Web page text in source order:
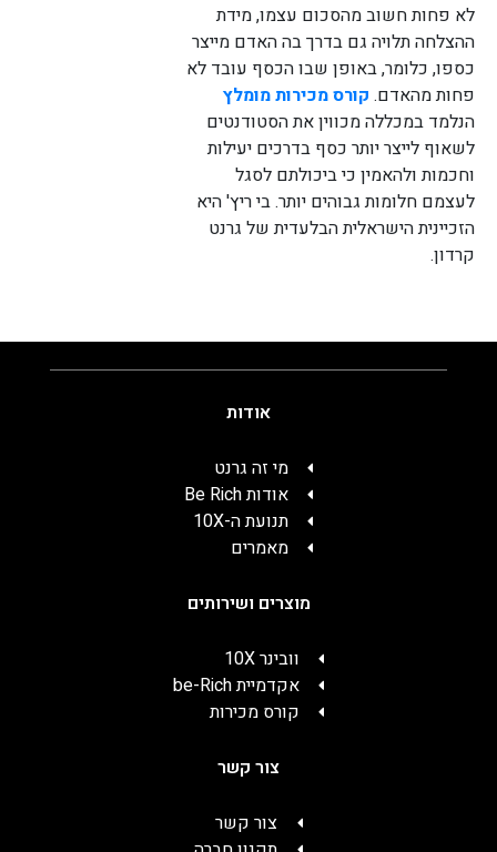
לא פחות חשוב מהסכום עצמו, מידת
ההצלחה תלויה גם בדרך בה האדם מייצר
כספו, כלומר, באופן שבו הכסף עובד לא
פחות מהאדם. קורס מכירות מומלץ
הנלמד במכללה מכווין את הסטודנטים
לשאוף לייצר יותר כסף בדרכים יעילות
וחכמות ולהאמין כי ביכולתם לסגל
לעצמם חלומות גבוהים יותר. בי ריץ' היא
הזכיינית הישראלית הבלעדית של גרנט
קרדון.
אודות
מי זה גרנט
אודות Be Rich
תנועת ה-10X
מאמרים
מוצרים ושירותים
וובינר 10X
אקדמיית be-Rich
קורס מכירות
צור קשר
צור קשר